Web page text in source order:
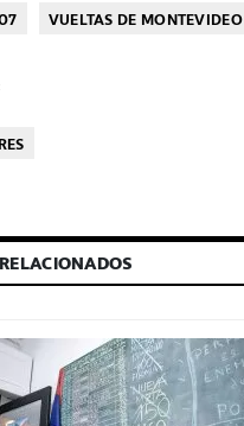
VUELTAS DE MONTEVIDEO